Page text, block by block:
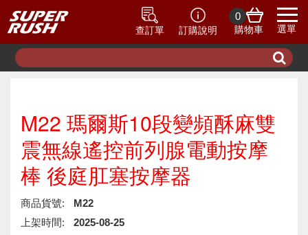
選單
查訂單 訂購說明
0
購物車
M22 瑪爾斯10段變頻酥麻雙
震無線遙控前列腺電動按摩
棒 後庭肛塞按摩器
商品貨號:
M22
上架時間:
2025-08-25